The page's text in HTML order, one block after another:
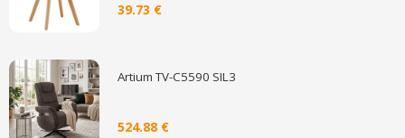
39.73 €
Artium TV-C5590 SIL3
524.88 €